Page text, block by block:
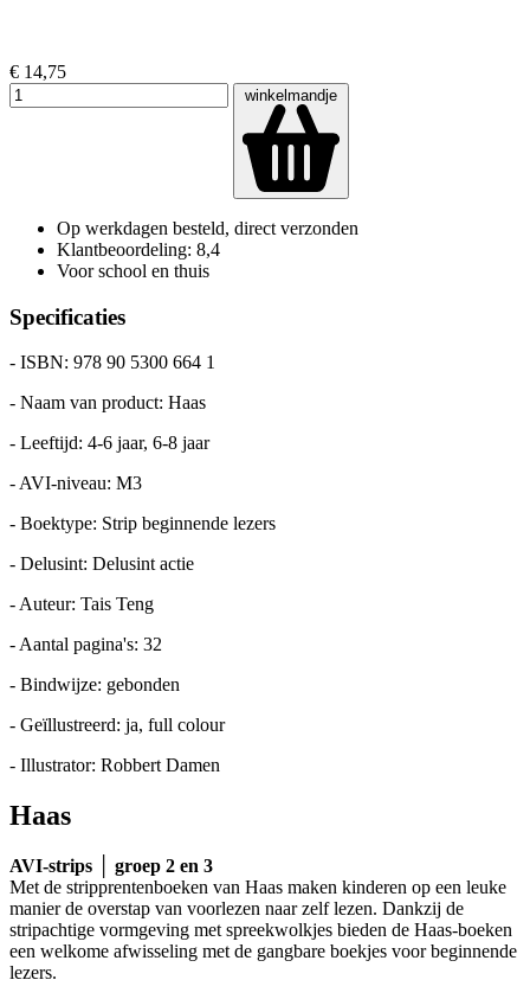
€ 14,75
winkelmandje
Op werkdagen besteld, direct verzonden
Klantbeoordeling: 8,4
Voor school en thuis
Specificaties
- ISBN: 978 90 5300 664 1
- Naam van product: Haas
- Leeftijd: 4-6 jaar, 6-8 jaar
- AVI-niveau: M3
- Boektype: Strip beginnende lezers
- Delusint: Delusint actie
- Auteur: Tais Teng
- Aantal pagina's: 32
- Bindwijze: gebonden
- Geïllustreerd: ja, full colour
- Illustrator: Robbert Damen
Haas
AVI-strips │ groep 2 en 3
Met de stripprentenboeken van Haas maken kinderen op een leuke
manier de overstap van voorlezen naar zelf lezen. Dankzij de
stripachtige vormgeving met spreekwolkjes bieden de Haas-boeken
een welkome afwisseling met de gangbare boekjes voor beginnende
lezers.